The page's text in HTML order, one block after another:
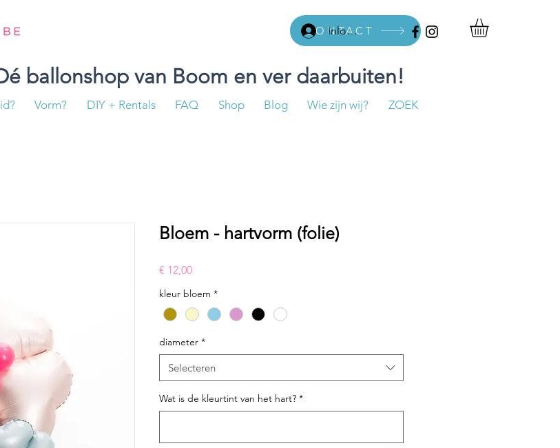
Inloggen
CONTACT
ballonshop van Boom en ver daarbuiten!
Vorm? DIY + Rentals FAQ Shop Blog Wie zijn wij? ZOEK
Bloem - hartvorm (folie)
€ 12,00Prijs
kleur bloem *
diameter *
Selecteren
Wat is de kleurtint van het hart? *